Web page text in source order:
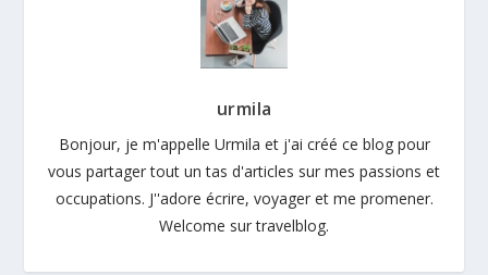
urmila
Bonjour, je m'appelle Urmila et j'ai créé ce blog pour
vous partager tout un tas d'articles sur mes passions et
occupations. J''adore écrire, voyager et me promener.
Welcome sur travelblog.